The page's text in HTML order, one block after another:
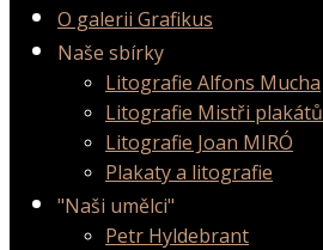
O galerii Grafikus
Naše sbírky
Litografie Alfons Mucha
Litografie Mistři plakátů
Litografie Joan MIRÓ
Plakaty a litografie
"Naši umělci"
Petr Hyldebrant